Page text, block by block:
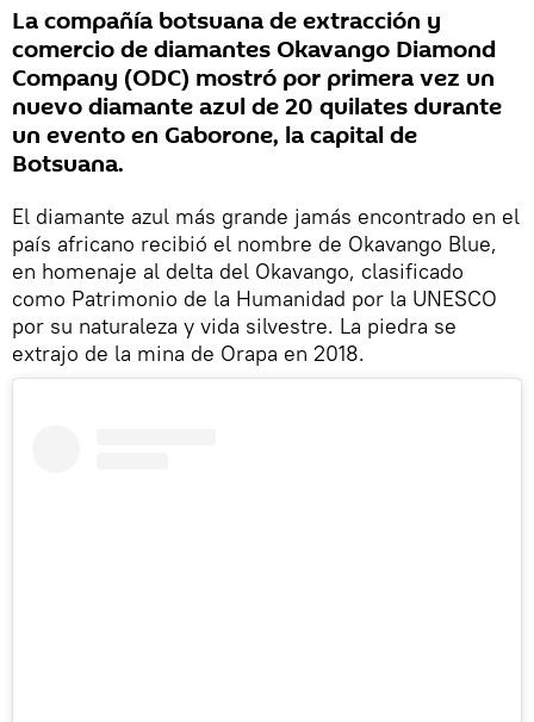
La compañía botsuana de extracción y
comercio de diamantes Okavango Diamond
Company (ODC) mostró por primera vez un
nuevo diamante azul de 20 quilates durante
un evento en Gaborone, la capital de
Botsuana.
El diamante azul más grande jamás encontrado en el
país africano recibió el nombre de Okavango Blue,
en homenaje al delta del Okavango, clasificado
como Patrimonio de la Humanidad por la UNESCO
por su naturaleza y vida silvestre. La piedra se
extrajo de la mina de Orapa en 2018.